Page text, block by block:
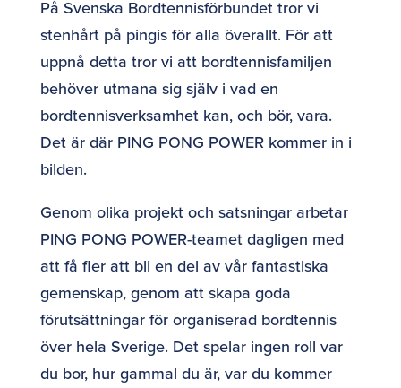
På Svenska Bordtennisförbundet tror vi
stenhårt på pingis för alla överallt. För att
uppnå detta tror vi att bordtennisfamiljen
behöver utmana sig själv i vad en
bordtennisverksamhet kan, och bör, vara.
Det är där PING PONG POWER kommer in i
bilden.
Genom olika projekt och satsningar arbetar
PING PONG POWER-teamet dagligen med
att få fler att bli en del av vår fantastiska
gemenskap, genom att skapa goda
förutsättningar för organiserad bordtennis
över hela Sverige. Det spelar ingen roll var
du bor, hur gammal du är, var du kommer